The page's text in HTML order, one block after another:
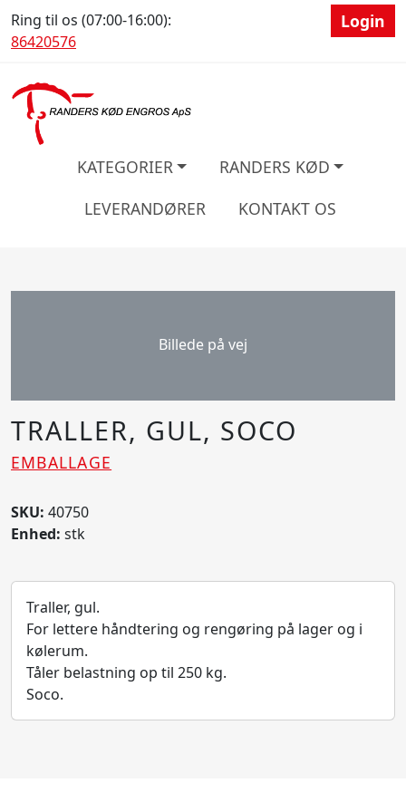
Ring til os (07:00-16:00):
86420576
Login
KATEGORIER
RANDERS KØD
LEVERANDØRER
KONTAKT OS
Billede på vej
TRALLER, GUL, SOCO
EMBALLAGE
SKU: 40750
Enhed: stk
Traller, gul.
For lettere håndtering og rengøring på lager og i
kølerum.
Tåler belastning op til 250 kg.
Soco.